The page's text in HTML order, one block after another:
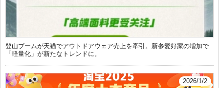
登山ブームが天猫でアウトドアウェア売上を牽引。新参愛好家の増加で
「軽量化」が新たなトレンドに。
2026/1/2